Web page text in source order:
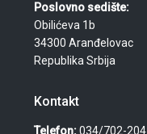
Poslovno sedište:
Obilićeva 1b
34300 Aranđelovac
Republika Srbija
Kontakt
Telefon:034/702-204